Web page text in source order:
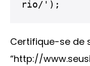
Certifique-se de
“http://